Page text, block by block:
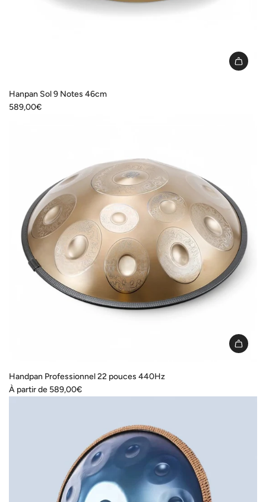
Missing
produit
au
panier"
Hanpan Sol 9 Notes 46cm
589,00€
Handpan Professionnel 22 pouces 440Hz
À partir de 589,00€